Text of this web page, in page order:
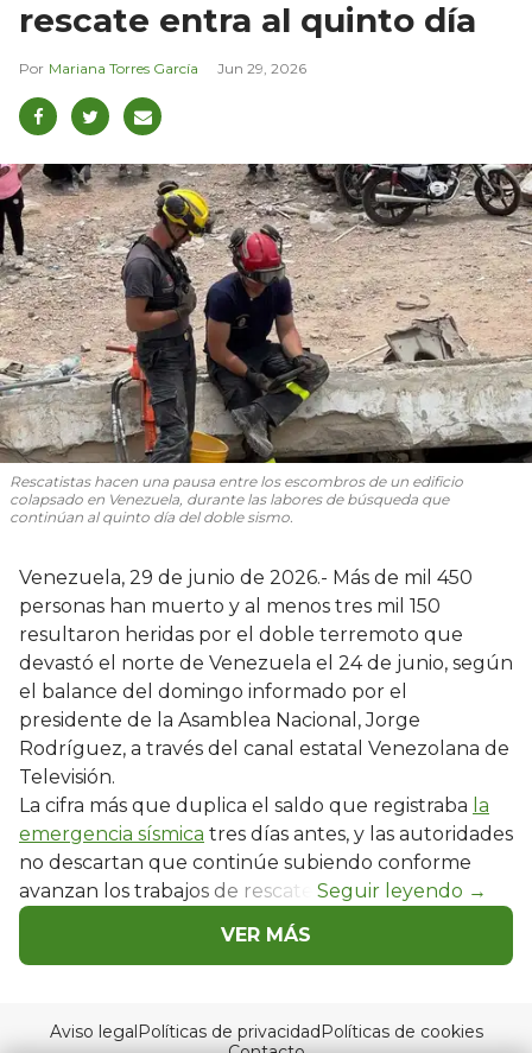
rescate entra al quinto día
Mariana Torres García Jun 29, 2026
Rescatistas hacen una pausa entre los escombros de un edificio
colapsado en Venezuela, durante las labores de búsqueda que
continúan al quinto día del doble sismo.
Venezuela, 29 de junio de 2026.- Más de mil 450
personas han muerto y al menos tres mil 150
resultaron heridas por el doble terremoto que
devastó el norte de Venezuela el 24 de junio, según
el balance del domingo informado por el
presidente de la Asamblea Nacional, Jorge
Rodríguez, a través del canal estatal Venezolana de
Televisión.
La cifra más que duplica el saldo que registraba la
emergencia sísmica tres días antes, y las autoridades
no descartan que continúe subiendo conforme
avanzan los trabajos de rescate.
VER MÁS
Aviso legalPolíticas de privacidadPolíticas de cookies